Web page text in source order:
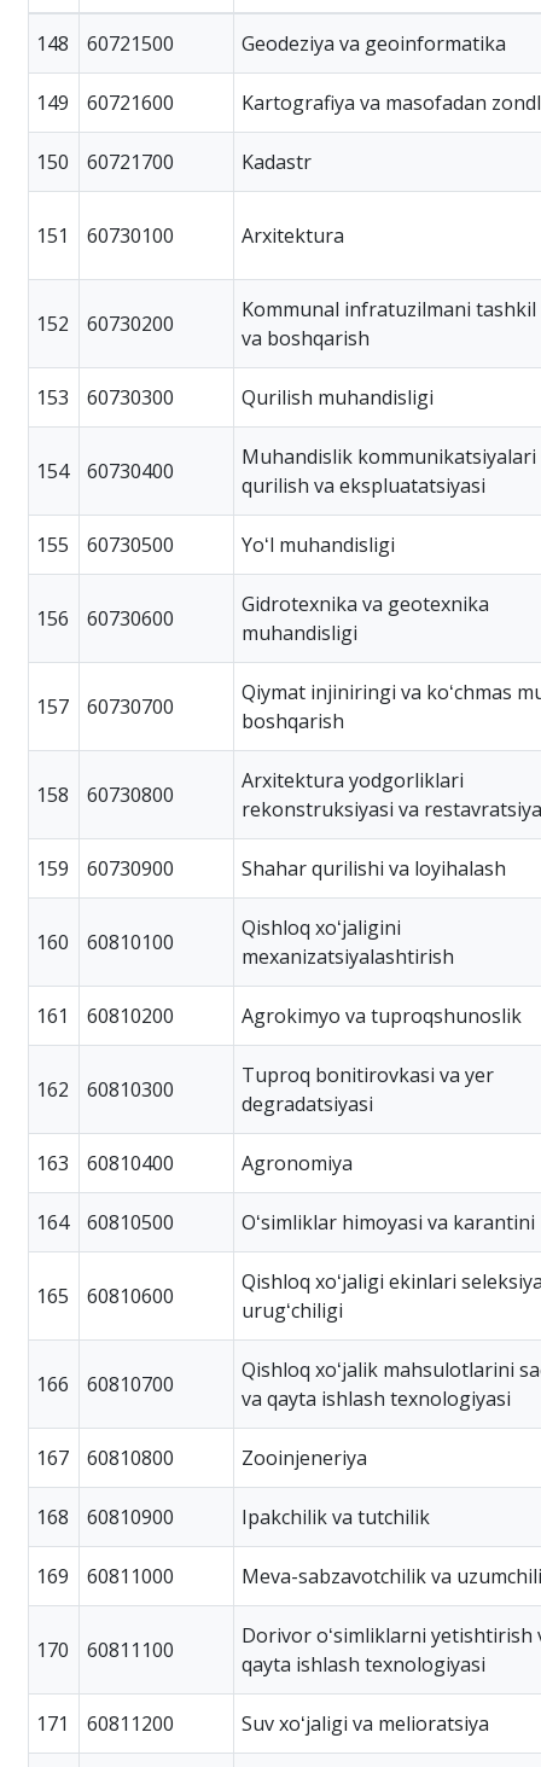
148 60721500 Geodeziya va geoinformatika
149 60721600 Kartografiya va masofadan
150 60721700 Kadastr
151 60730100 Arxitektura
152 60730200
Kommunal infratuzilmani
va boshqarish
153 60730300 Qurilish muhandisligi
154 60730400
Muhandislik kommunikatsiyalari
qurilish va ekspluatatsiyasi
155 60730500 Yoʻl muhandisligi
156 60730600
Gidrotexnika va geotexnika
muhandisligi
157 60730700
Qiymat injiniringi va koʻchmas
boshqarish
158 60730800
Arxitektura yodgorliklari
rekonstruksiyasi va
159 60730900 Shahar qurilishi va loyihalash
160 60810100
Qishloq xoʻjaligini
mexanizatsiyalashtirish
161 60810200 Agrokimyo va tuproqshunoslik
162 60810300
Tuproq bonitirovkasi va yer
degradatsiyasi
163 60810400 Agronomiya
164 60810500 Oʻsimliklar himoyasi va karantini
165 60810600
Qishloq xoʻjaligi ekinlari
urugʻchiligi
166 60810700
Qishloq xoʻjalik mahsulotlarini
va qayta ishlash texnologiyasi
167 60810800 Zooinjeneriya
168 60810900 Ipakchilik va tutchilik
169 60811000 Meva-sabzavotchilik va
170 60811100
Dorivor oʻsimliklarni yetishtirish
qayta ishlash texnologiyasi
171 60811200 Suv xoʻjaligi va melioratsiya